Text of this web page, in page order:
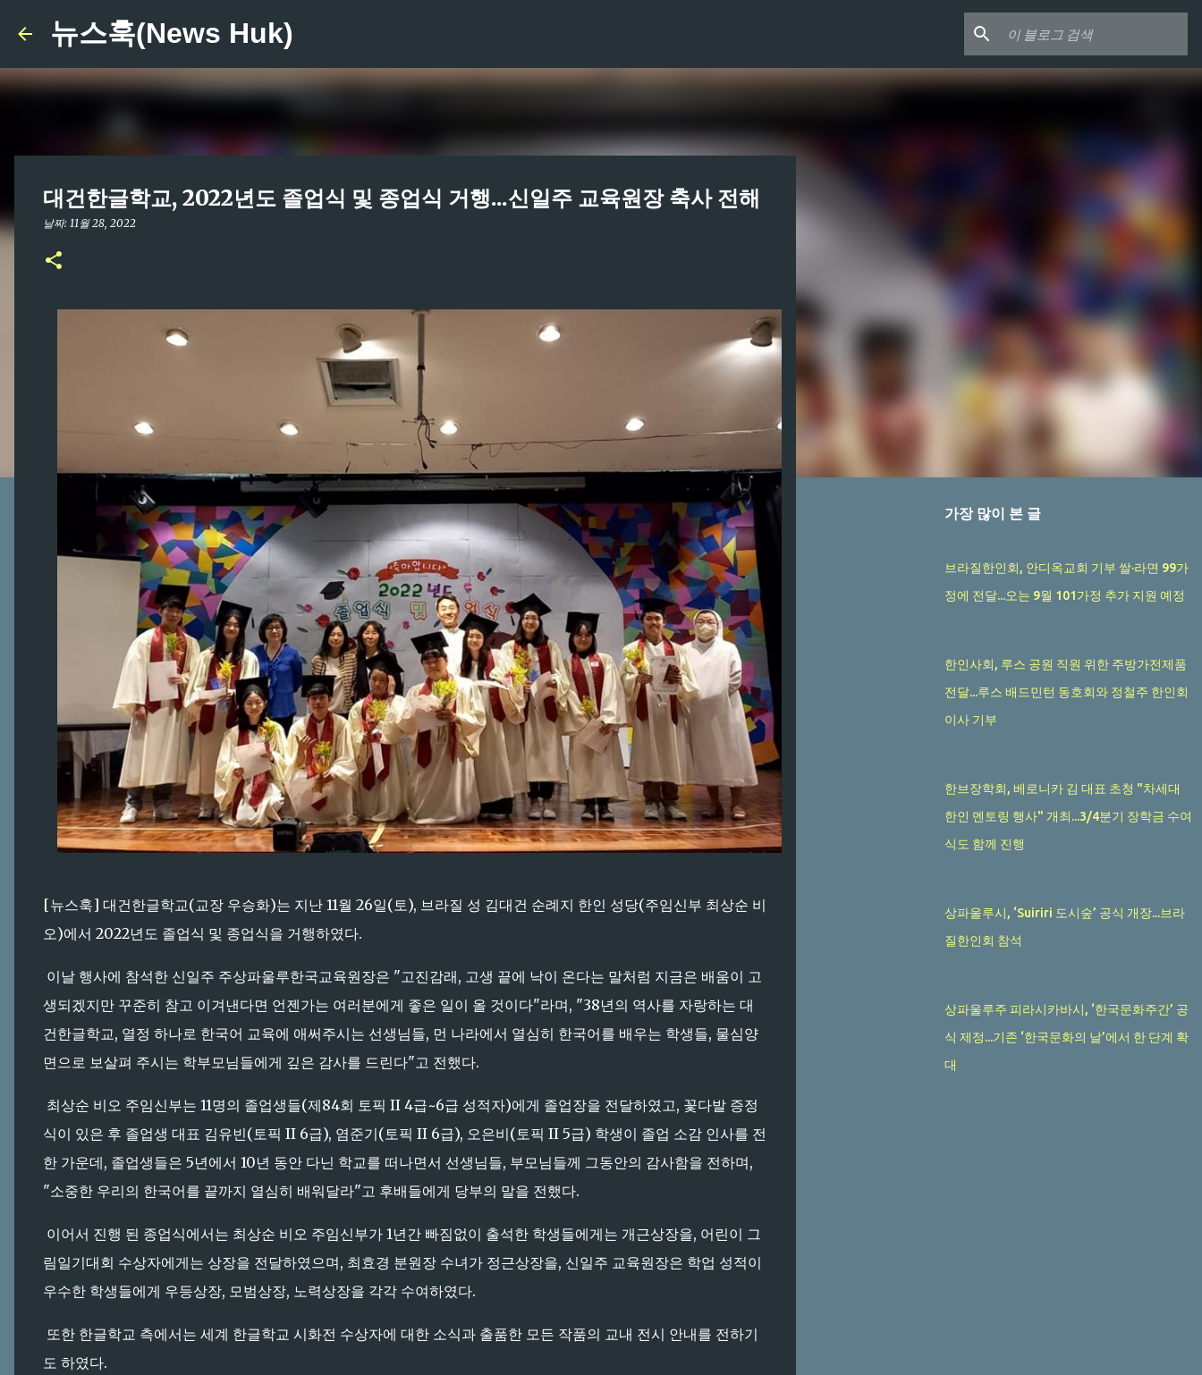
뉴스훅(News Huk)
대건한글학교, 2022년도 졸업식 및 종업식 거행...신일주 교육원장 축사 전해
날짜: 11월 28, 2022
[뉴스훅] 대건한글학교(교장 우승화)는 지난 11월 26일(토), 브라질 성 김대건 순례지 한인 성당(주임신부 최상순 비
오)에서 2022년도 졸업식 및 종업식을 거행하였다.
이날 행사에 참석한 신일주 주상파울루한국교육원장은 "고진감래, 고생 끝에 낙이 온다는 말처럼 지금은 배움이 고
생되겠지만 꾸준히 참고 이겨낸다면 언젠가는 여러분에게 좋은 일이 올 것이다"라며, "38년의 역사를 자랑하는 대
건한글학교, 열정 하나로 한국어 교육에 애써주시는 선생님들, 먼 나라에서 열심히 한국어를 배우는 학생들, 물심양
면으로 보살펴 주시는 학부모님들에게 깊은 감사를 드린다"고 전했다.
최상순 비오 주임신부는 11명의 졸업생들(제84회 토픽 II 4급~6급 성적자)에게 졸업장을 전달하였고, 꽃다발 증정
식이 있은 후 졸업생 대표 김유빈(토픽 II 6급), 염준기(토픽 II 6급), 오은비(토픽 II 5급) 학생이 졸업 소감 인사를 전
한 가운데, 졸업생들은 5년에서 10년 동안 다닌 학교를 떠나면서 선생님들, 부모님들께 그동안의 감사함을 전하며,
"소중한 우리의 한국어를 끝까지 열심히 배워달라"고 후배들에게 당부의 말을 전했다.
이어서 진행 된 종업식에서는 최상순 비오 주임신부가 1년간 빠짐없이 출석한 학생들에게는 개근상장을, 어린이 그
림일기대회 수상자에게는 상장을 전달하였으며, 최효경 분원장 수녀가 정근상장을, 신일주 교육원장은 학업 성적이
우수한 학생들에게 우등상장, 모범상장, 노력상장을 각각 수여하였다.
또한 한글학교 측에서는 세계 한글학교 시화전 수상자에 대한 소식과 출품한 모든 작품의 교내 전시 안내를 전하기
도 하였다.
가장 많이 본 글
브라질한인회, 안디옥교회 기부 쌀·라면 99가
정에 전달...오는 9월 101가정 추가 지원 예정
한인사회, 루스 공원 직원 위한 주방가전제품
전달...루스 배드민턴 동호회와 정철주 한인회
이사 기부
한브장학회, 베로니카 김 대표 초청 "차세대
한인 멘토링 행사" 개최...3/4분기 장학금 수여
식도 함께 진행
상파울루시, ‘Suiriri 도시숲’ 공식 개장...브라
질한인회 참석
상파울루주 피라시카바시, ‘한국문화주간’ 공
식 제정...기존 ‘한국문화의 날’에서 한 단계 확
대